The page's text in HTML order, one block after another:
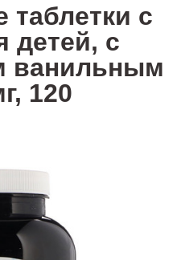
с
детей, с
ванильным
120